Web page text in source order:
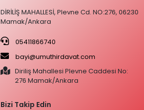
DİRİLİŞ MAHALLESİ, Plevne Cd. NO:276, 06230
Mamak/Ankara
05411866740
bayi@umuthirdavat.com
Diriliş Mahallesi Plevne Caddesi No:
276 Mamak/Ankara
Bizi Takip Edin